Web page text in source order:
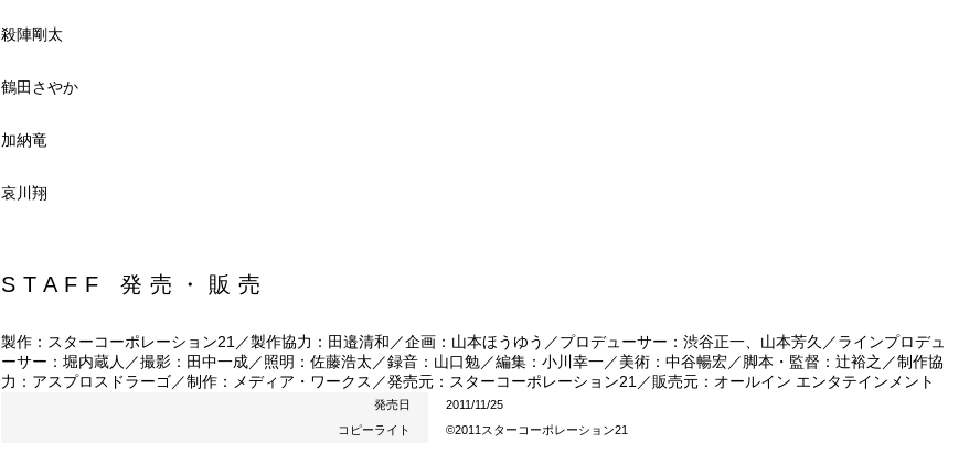
殺陣剛太
鶴田さやか
加納竜
哀川翔
STAFF 発売・販売
製作：スターコーポレーション21／製作協力：田邉清和／企画：山本ほうゆう／プロデューサー：渋谷正一、山本芳久／ラインプロデュ
ーサー：堀内蔵人／撮影：田中一成／照明：佐藤浩太／録音：山口勉／編集：小川幸一／美術：中谷暢宏／脚本・監督：辻裕之／制作協
力：アスプロスドラーゴ／制作：メディア・ワークス／発売元：スターコーポレーション21／販売元：オールイン エンタテインメント
発売日
2011/11/25
コピーライト
©2011スターコーポレーション21